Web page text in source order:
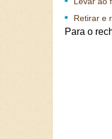
Retirar e
Para o